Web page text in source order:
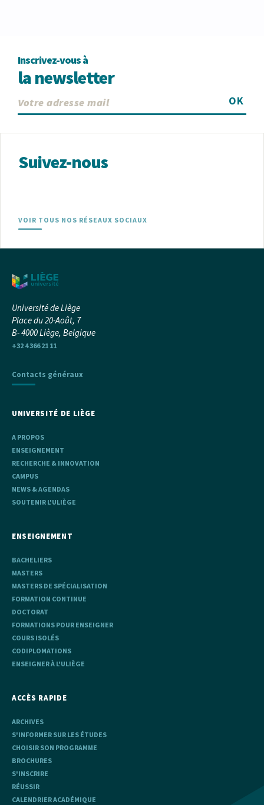
Inscrivez-vous à
la newsletter
OK
Suivez-nous
VOIR TOUS NOS RÉSEAUX SOCIAUX
Université de Liège
Place du 20-Août, 7
B- 4000 Liège, Belgique
+32 4 366 21 11
Contacts généraux
UNIVERSITÉ DE LIÈGE
A PROPOS
ENSEIGNEMENT
RECHERCHE & INNOVATION
CAMPUS
NEWS & AGENDAS
SOUTENIR L'ULIÈGE
ENSEIGNEMENT
BACHELIERS
MASTERS
MASTERS DE SPÉCIALISATION
FORMATION CONTINUE
DOCTORAT
FORMATIONS POUR ENSEIGNER
COURS ISOLÉS
CODIPLOMATIONS
ENSEIGNER À L'ULIÈGE
ACCÈS RAPIDE
ARCHIVES
S'INFORMER SUR LES ÉTUDES
CHOISIR SON PROGRAMME
BROCHURES
S'INSCRIRE
RÉUSSIR
CALENDRIER ACADÉMIQUE